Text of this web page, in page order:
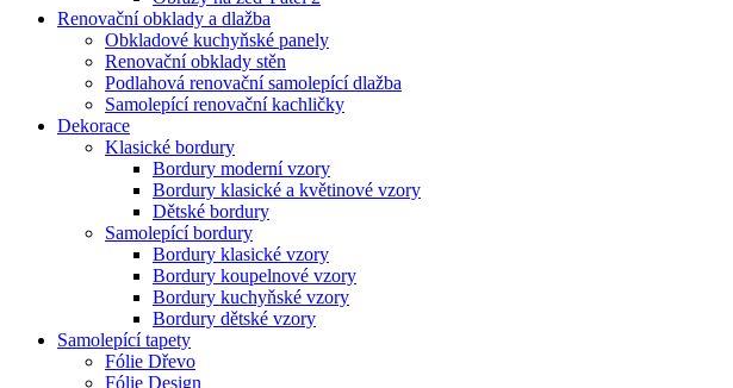
Renovační obklady a dlažba
Obkladové kuchyňské panely
Renovační obklady stěn
Podlahová renovační samolepící dlažba
Samolepící renovační kachličky
Dekorace
Klasické bordury
Bordury moderní vzory
Bordury klasické a květinové vzory
Dětské bordury
Samolepící bordury
Bordury klasické vzory
Bordury koupelnové vzory
Bordury kuchyňské vzory
Bordury dětské vzory
Samolepící tapety
Fólie Dřevo
Fólie Design